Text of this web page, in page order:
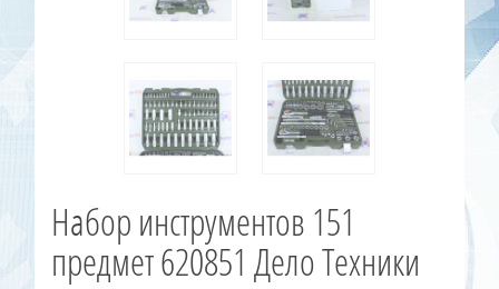
Набор инструментов 151
предмет 620851 Дело Техники